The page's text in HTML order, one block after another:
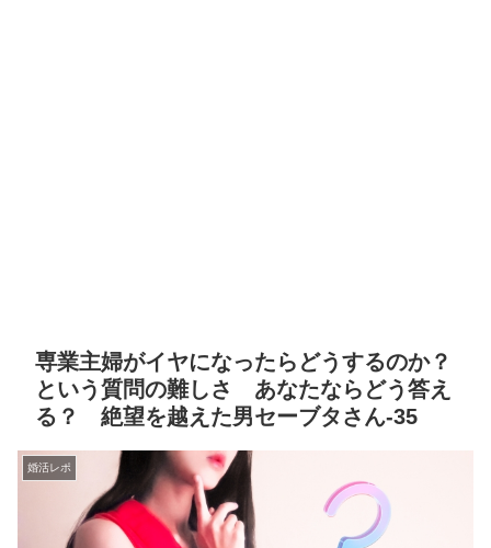
専業主婦がイヤになったらどうするのか？
という質問の難しさ あなたならどう答え
る？ 絶望を越えた男セーブタさん-35
婚活レポ